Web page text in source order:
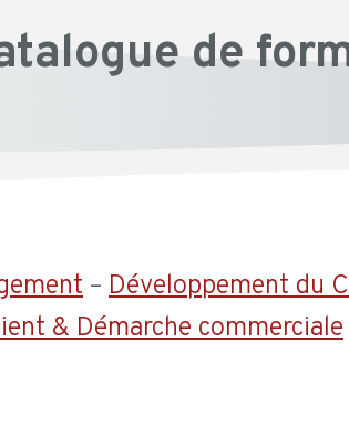
de
– Développement du
& Démarche commerciale